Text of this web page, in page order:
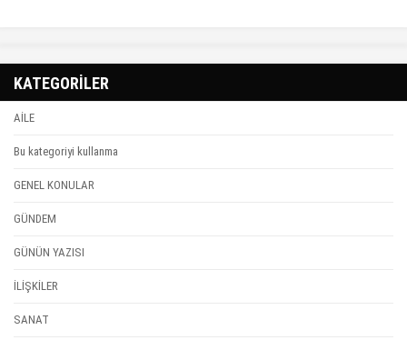
KATEGORİLER
AİLE
Bu kategoriyi kullanma
GENEL KONULAR
GÜNDEM
GÜNÜN YAZISI
İLİŞKİLER
SANAT